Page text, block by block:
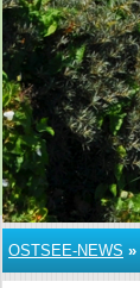
OSTSEE-NEWS »